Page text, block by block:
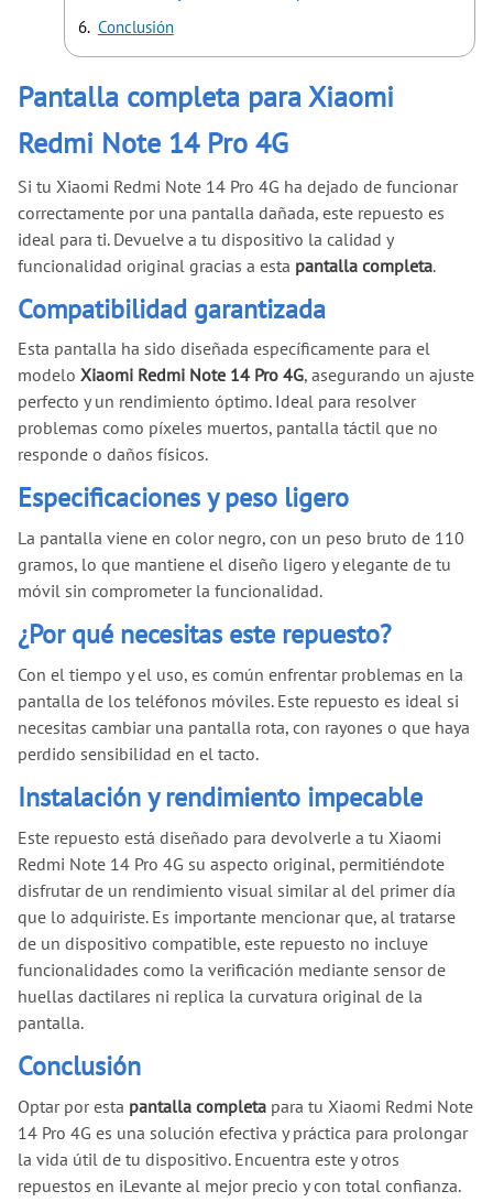
Conclusión
Pantalla completa para Xiaomi
Redmi Note 14 Pro 4G
Si tu Xiaomi Redmi Note 14 Pro 4G ha dejado de funcionar
correctamente por una pantalla dañada, este repuesto es
ideal para ti. Devuelve a tu dispositivo la calidad y
funcionalidad original gracias a esta pantalla completa.
Compatibilidad garantizada
Esta pantalla ha sido diseñada específicamente para el
modelo Xiaomi Redmi Note 14 Pro 4G, asegurando un ajuste
perfecto y un rendimiento óptimo. Ideal para resolver
problemas como píxeles muertos, pantalla táctil que no
responde o daños físicos.
Especificaciones y peso ligero
La pantalla viene en color negro, con un peso bruto de 110
gramos, lo que mantiene el diseño ligero y elegante de tu
móvil sin comprometer la funcionalidad.
¿Por qué necesitas este repuesto?
Con el tiempo y el uso, es común enfrentar problemas en la
pantalla de los teléfonos móviles. Este repuesto es ideal si
necesitas cambiar una pantalla rota, con rayones o que haya
perdido sensibilidad en el tacto.
Instalación y rendimiento impecable
Este repuesto está diseñado para devolverle a tu Xiaomi
Redmi Note 14 Pro 4G su aspecto original, permitiéndote
disfrutar de un rendimiento visual similar al del primer día
que lo adquiriste. Es importante mencionar que, al tratarse
de un dispositivo compatible, este repuesto no incluye
funcionalidades como la verificación mediante sensor de
huellas dactilares ni replica la curvatura original de la
pantalla.
Conclusión
Optar por esta pantalla completa para tu Xiaomi Redmi Note
14 Pro 4G es una solución efectiva y práctica para prolongar
la vida útil de tu dispositivo. Encuentra este y otros
repuestos en iLevante al mejor precio y con total confianza.